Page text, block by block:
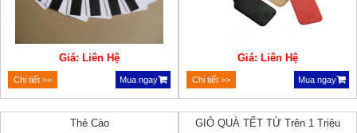
Giá: Liên Hệ
Chi tiết >> Mua ngay
Giá: Liên Hệ
Chi tiết >> Mua ngay
Thẻ Cào GIỎ QUÀ TẾT TỪ Trên 1 Triệu